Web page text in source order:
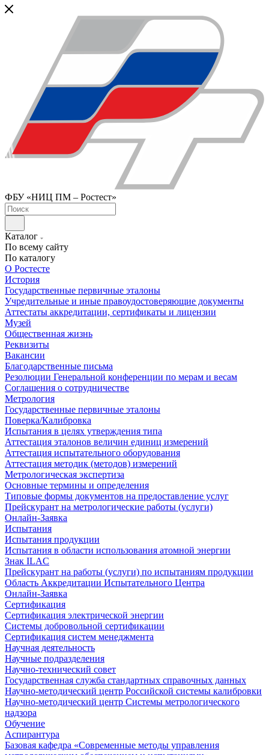
ФБУ «НИЦ ПМ – Ростест»
Каталог
По всему сайту
По каталогу
О Ростесте
История
Государственные первичные эталоны
Учредительные и иные правоудостоверяющие документы
Аттестаты аккредитации, сертификаты и лицензии
Музей
Общественная жизнь
Реквизиты
Вакансии
Благодарственные письма
Резолюции Генеральной конференции по мерам и весам
Соглашения о сотрудничестве
Метрология
Государственные первичные эталоны
Поверка/Калибровка
Испытания в целях утверждения типа
Аттестация эталонов величин единиц измерений
Аттестация испытательного оборудования
Аттестация методик (методов) измерений
Метрологическая экспертиза
Основные термины и определения
Типовые формы документов на предоставление услуг
Прейскурант на метрологические работы (услуги)
Онлайн-Заявка
Испытания
Испытания продукции
Испытания в области использования атомной энергии
Знак ILAC
Прейскурант на работы (услуги) по испытаниям продукции
Область Аккредитации Испытательного Центра
Онлайн-Заявка
Сертификация
Сертификация электрической энергии
Системы добровольной сертификации
Сертификация систем менеджмента
Научная деятельность
Научные подразделения
Научно-технический совет
Государственная служба стандартных справочных данных
Научно-методический центр Российской системы калибровки
Научно-методический центр Системы метрологического
надзора
Обучение
Аспирантура
Базовая кафедра «Современные методы управления